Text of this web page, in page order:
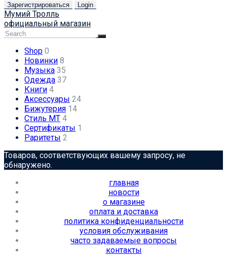
Зарегистрироваться Login
Мумий Тролль
официальный магазин
Shop 0
Новинки 8
Музыка 35
Одежда 37
Книги 4
Аксессуары 24
Бижутерия 14
Стиль МТ 4
Сертификаты 1
Раритеты 2
Товаров, соответствующих вашему запросу, не
обнаружено.
главная
новости
о магазине
оплата и доставка
политика конфиденциальности
условия обслуживания
часто задаваемые вопросы
контакты